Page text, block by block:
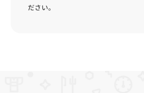
ださい。